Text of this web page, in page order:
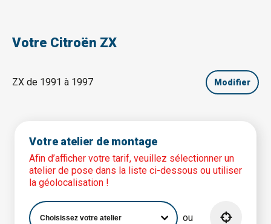
Votre Citroën ZX
ZX de 1991 à 1997 Modifier
Votre atelier de montage
Afin d’afficher votre tarif, veuillez sélectionner un
atelier de pose dans la liste ci-dessous ou utiliser
la géolocalisation !
ou